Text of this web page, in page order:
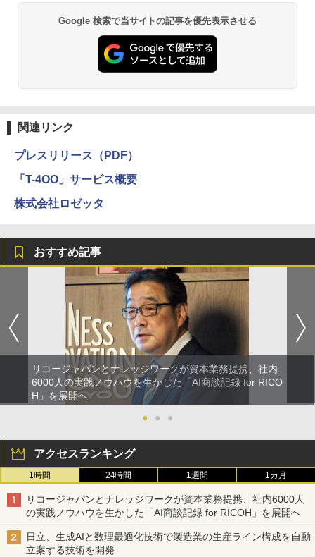
Google 検索で当サイトの記事を優先表示させる
関連リンク
プレスリリース（PDF）
「T-4OO」サービス概要
株式会社ロゼッタ
おすすめ記事
リコージャパンとナレッジワークが資本業務提携、社内
6000人の実践ノウハウを生かした「AI商談記録 for RICO
H」を展開へ
●
● ●
アクセスランキング
1時間 24時間 1週間 1カ月
リコージャパンとナレッジワークが資本業務提携、社内6000人
の実践ノウハウを生かした「AI商談記録 for RICOH」を展開へ
日立、生成AIと数理最適化技術で製造業の生産ライン構成を自動
立案する技術を開発